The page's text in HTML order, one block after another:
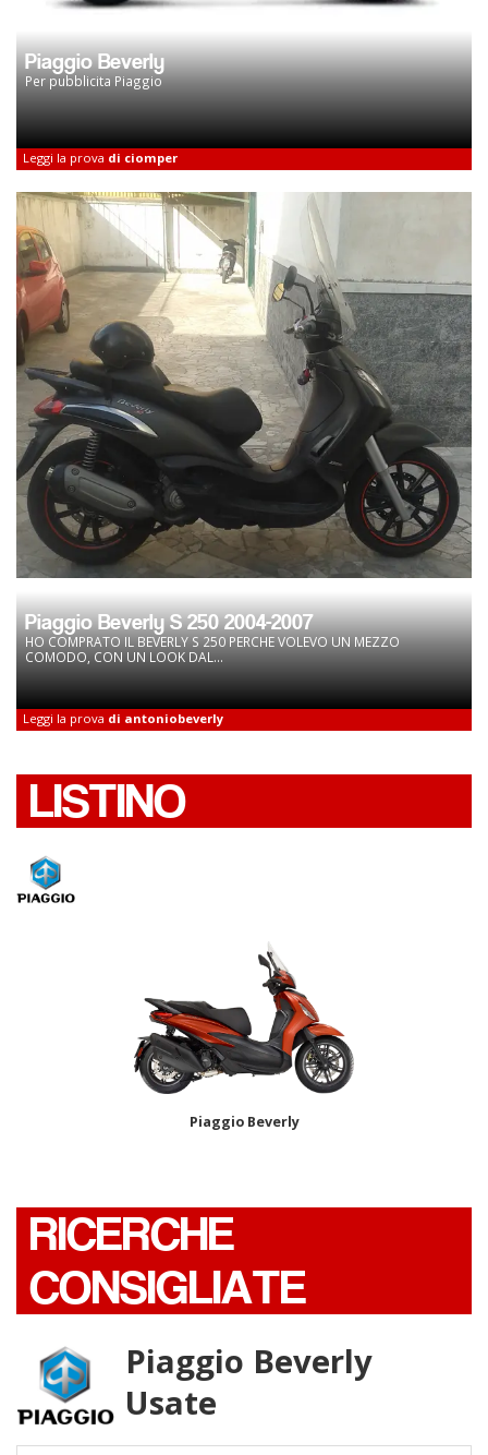
Piaggio Beverly
Per pubblicita Piaggio
Leggi la prova di ciomper
Piaggio Beverly S 250 2004-2007
HO COMPRATO IL BEVERLY S 250 PERCHE VOLEVO UN MEZZO
COMODO, CON UN LOOK DAL...
Leggi la prova di antoniobeverly
LISTINO
Piaggio Beverly
RICERCHE
CONSIGLIATE
Piaggio Beverly
Usate